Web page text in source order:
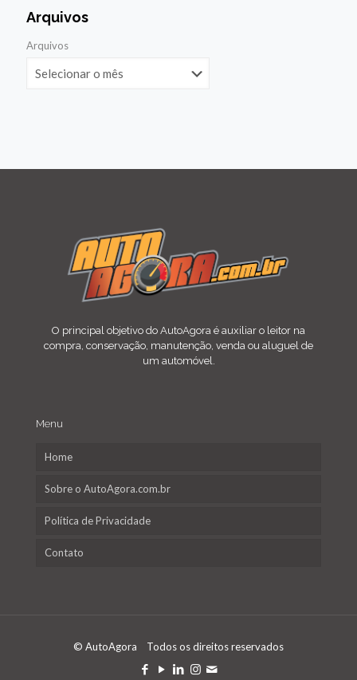
Arquivos
Arquivos
O principal objetivo do AutoAgora é auxiliar o leitor na
compra, conservação, manutenção, venda ou aluguel de
um automóvel.
Menu
Home
Sobre o AutoAgora.com.br
Política de Privacidade
Contato
© AutoAgora Todos os direitos reservados